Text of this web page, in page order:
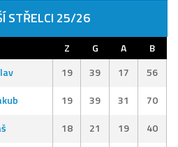
STŘELCI 25/26
Z G A
B
19 39 17
56
19 39 31
70
18 21 19
40